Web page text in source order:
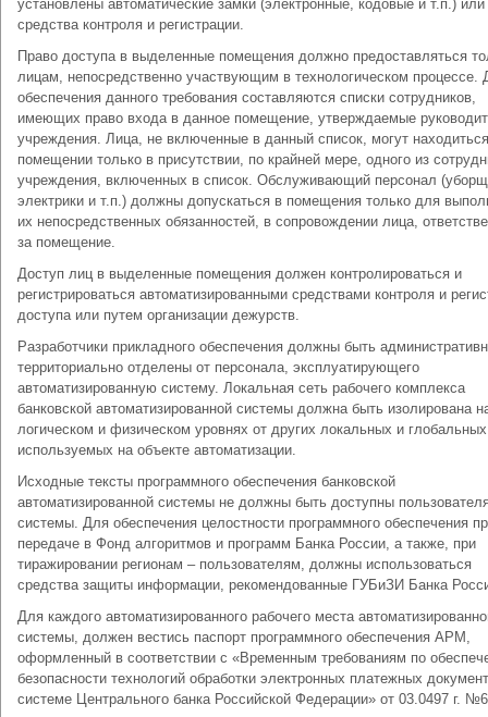
установлены автоматические замки (электронные, кодовые и т.п.) или
средства контроля и регистрации.
Право доступа в выделенные помещения должно предоставляться
лицам, непосредственно участвующим в технологическом процессе.
обеспечения данного требования составляются списки сотрудников,
имеющих право входа в данное помещение, утверждаемые
учреждения. Лица, не включенные в данный список, могут
помещении только в присутствии, по крайней мере, одного из
учреждения, включенных в список. Обслуживающий персонал
электрики и т.п.) должны допускаться в помещения только для
их непосредственных обязанностей, в сопровождении лица,
за помещение.
Доступ лиц в выделенные помещения должен контролироваться и
регистрироваться автоматизированными средствами контроля и
доступа или путем организации дежурств.
Разработчики прикладного обеспечения должны быть
территориально отделены от персонала, эксплуатирующего
автоматизированную систему. Локальная сеть рабочего комплекса
банковской автоматизированной системы должна быть изолирована
логическом и физическом уровнях от других локальных и
используемых на объекте автоматизации.
Исходные тексты программного обеспечения банковской
автоматизированной системы не должны быть доступны
системы. Для обеспечения целостности программного обеспечения
передаче в Фонд алгоритмов и программ Банка России, а также, при
тиражировании регионам – пользователям, должны использоваться
средства защиты информации, рекомендованные ГУБиЗИ Банка
Для каждого автоматизированного рабочего места
системы, должен вестись паспорт программного обеспечения АРМ,
оформленный в соответствии с «Временным требованиям по
безопасности технологий обработки электронных платежных
системе Центрального банка Российской Федерации» от 03.0497 г.